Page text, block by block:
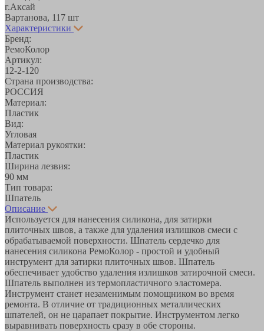
г.Аксай
Вартанова, 11 7 шт
Характеристики
Бренд:
РемоКолор
Артикул:
12-2-120
Страна производства:
РОССИЯ
Материал:
Пластик
Вид:
Угловая
Материал рукоятки:
Пластик
Ширина лезвия:
90 мм
Тип товара:
Шпатель
Описание
Используется для нанесения силикона, для затирки
плиточных швов, а также для удаления излишков смеси с
обрабатываемой поверхности. Шпатель сердечко для
нанесения силикона РемоКолор - простой и удобный
инструмент для затирки плиточных швов. Шпатель
обеспечивает удобство удаления излишков затирочной смеси.
Шпатель выполнен из термопластичного эластомера.
Инструмент станет незаменимым помощником во время
ремонта. В отличие от традиционных металлических
шпателей, он не царапает покрытие. Инструментом легко
выравнивать поверхность сразу в обе стороны.